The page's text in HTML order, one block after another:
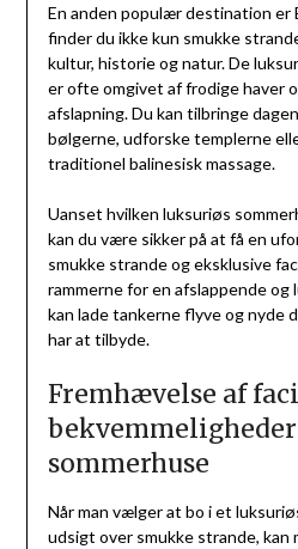
En anden populær destination er
finder du ikke kun smukke
kultur, historie og natur. De
er ofte omgivet af frodige haver
afslapning. Du kan tilbringe
bølgerne, udforske templerne
traditionel balinesisk massage.
Uanset hvilken luksuriøs
kan du være sikker på at få en
smukke strande og eksklusive
rammerne for en afslappende og
kan lade tankerne flyve og nyde
har at tilbyde.
Fremhævelse af
sommerhuse
Når man vælger at bo i et
udsigt over smukke strande, kan